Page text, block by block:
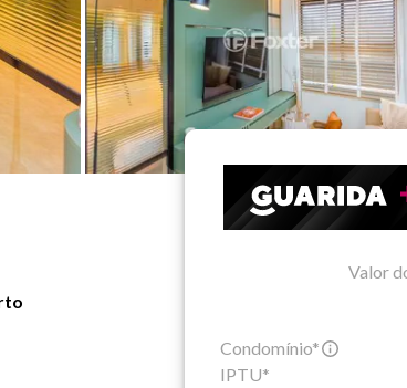
Valor
Condomínio*
IPTU*